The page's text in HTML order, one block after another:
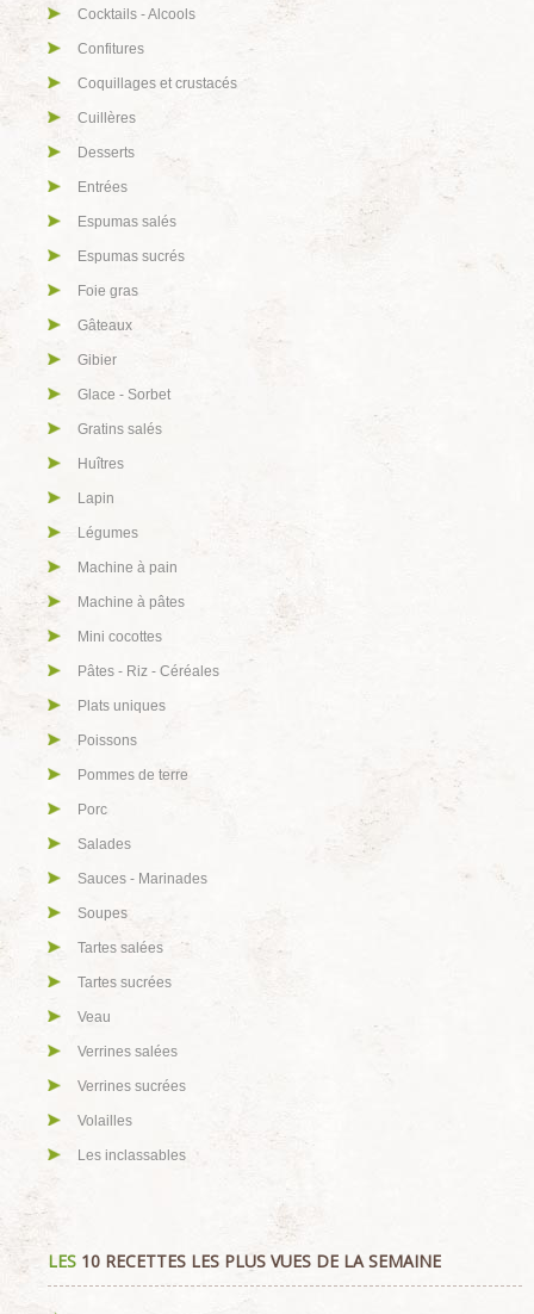
Cocktails - Alcools
Confitures
Coquillages et crustacés
Cuillères
Desserts
Entrées
Espumas salés
Espumas sucrés
Foie gras
Gâteaux
Gibier
Glace - Sorbet
Gratins salés
Huîtres
Lapin
Légumes
Machine à pain
Machine à pâtes
Mini cocottes
Pâtes - Riz - Céréales
Plats uniques
Poissons
Pommes de terre
Porc
Salades
Sauces - Marinades
Soupes
Tartes salées
Tartes sucrées
Veau
Verrines salées
Verrines sucrées
Volailles
Les inclassables
LES 10 RECETTES LES PLUS VUES DE LA SEMAINE